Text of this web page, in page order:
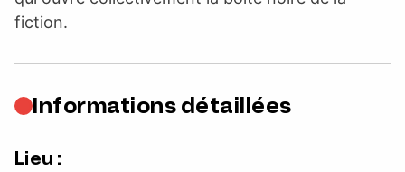
fiction.
Informations détaillées
Lieu :